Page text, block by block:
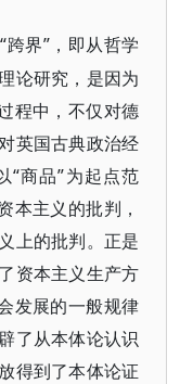
“跨界”，即从哲学
论研究，是因为
程中，不仅对德
英国古典政治经
“商品”为起点范
本主义的批判，
上的批判。正是
资本主义生产方
发展的一般规律
了从本体论认识
得到了本体论证